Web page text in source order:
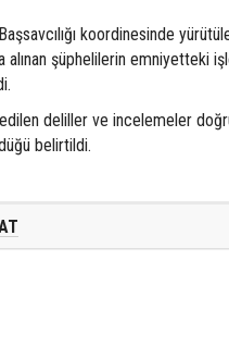
koordinesinde
alınan şüphelilerin emniyetteki
deliller ve incelemeler
belirtildi.